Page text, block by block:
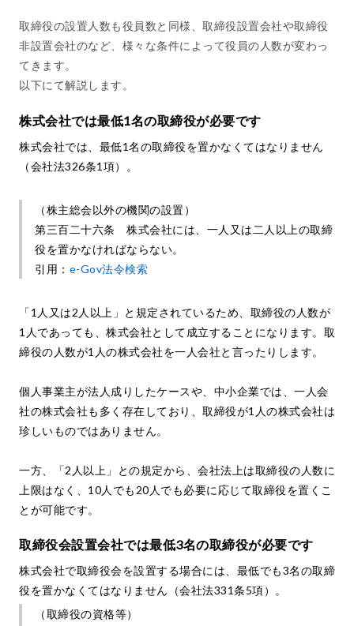
取締役の設置人数も役員数と同様、取締役設置会社や取締役
非設置会社のなど、様々な条件によって役員の人数が変わっ
てきます。
以下にて解説します。
株式会社では最低1名の取締役が必要です
株式会社では、最低1名の取締役を置かなくてはなりません
（会社法326条1項）。
（株主総会以外の機関の設置）
第三百二十六条 株式会社には、一人又は二人以上の取締
役を置かなければならない。
引用： e-Gov法令検索
「1人又は2人以上」と規定されているため、取締役の人数が
1人であっても、株式会社として成立することになります。取
締役の人数が1人の株式会社を一人会社と言ったりします。
個人事業主が法人成りしたケースや、中小企業では、一人会
社の株式会社も多く存在しており、取締役が1人の株式会社は
珍しいものではありません。
一方、「2人以上」との規定から、会社法上は取締役の人数に
上限はなく、10人でも20人でも必要に応じて取締役を置くこ
とが可能です。
取締役会設置会社では最低3名の取締役が必要です
株式会社で取締役会を設置する場合には、最低でも3名の取締
役を置かなくてはなりません（会社法331条5項）。
（取締役の資格等）